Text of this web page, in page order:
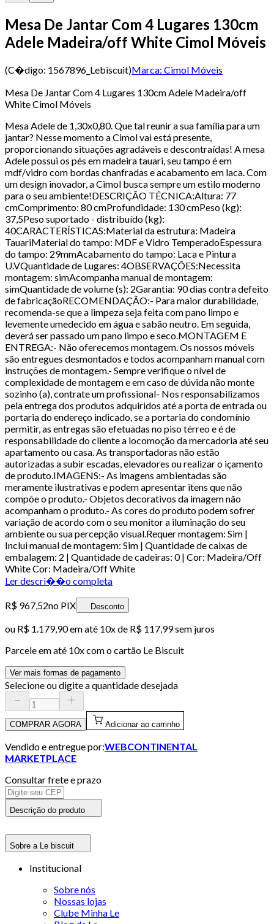
Mesa De Jantar Com 4 Lugares 130cm
Adele Madeira/off White Cimol Móveis
(C�digo: 1567896_Lebiscuit)Marca: Cimol Móveis
Mesa De Jantar Com 4 Lugares 130cm Adele Madeira/off
White Cimol Móveis
Mesa Adele de 1,30x0,80. Que tal reunir a sua família para um
jantar? Nesse momento a Cimol vai está presente,
proporcionando situações agradáveis e descontraídas! A mesa
Adele possui os pés em madeira tauari, seu tampo é em
mdf/vidro com bordas chanfradas e acabamento em laca. Com
um design inovador, a Cimol busca sempre um estilo moderno
para o seu ambiente!DESCRIÇÃO TÉCNICA:Altura: 77
cmComprimento: 80 cmProfundidade: 130 cmPeso (kg):
37,5Peso suportado - distribuído (kg):
40CARACTERÍSTICAS:Material da estrutura: Madeira
TauariMaterial do tampo: MDF e Vidro TemperadoEspessura
do tampo: 29mmAcabamento do tampo: Laca e Pintura
U.VQuantidade de Lugares: 4OBSERVAÇÕES:Necessita
montagem: simAcompanha manual de montagem:
simQuantidade de volume (s): 2Garantia: 90 dias contra defeito
de fabricaçãoRECOMENDAÇÃO:- Para maior durabilidade,
recomenda-se que a limpeza seja feita com pano limpo e
levemente umedecido em água e sabão neutro. Em seguida,
deverá ser passado um pano limpo e seco.MONTAGEM E
ENTREGA:- Não oferecemos montagem. Os nossos móveis
são entregues desmontados e todos acompanham manual com
instruções de montagem.- Sempre verifique o nível de
complexidade de montagem e em caso de dúvida não monte
sozinho (a), contrate um profissional- Nos responsabilizamos
pela entrega dos produtos adquiridos até a porta de entrada ou
portaria do endereço indicado, se a portaria do condomínio
permitir, as entregas são efetuadas no piso térreo e é de
responsabilidade do cliente a locomoção da mercadoria até seu
apartamento ou casa. As transportadoras não estão
autorizadas a subir escadas, elevadores ou realizar o içamento
de produto.IMAGENS:- As imagens ambientadas são
meramente ilustrativas e podem apresentar itens que não
compõe o produto.- Objetos decorativos da imagem não
acompanham o produto.- As cores do produto podem sofrer
variação de acordo com o seu monitor a iluminação do seu
ambiente ou sua percepção visual.Requer montagem: Sim |
Inclui manual de montagem: Sim | Quantidade de caixas de
embalagem: 2 | Quantidade de cadeiras: 0 | Cor: Madeira/Off
White Cor: Madeira/Off White
Ler descri��o completa
R$ 967,52no PIX Desconto
ou R$ 1.179,90em até 10x de R$ 117,99 sem juros
Parcele em até 10x com o cartão Le Biscuit
Ver mais formas de pagamento
Selecione ou digite a quantidade desejada
COMPRAR AGORA Adicionar ao carrinho
Vendido e entregue por:WEBCONTINENTAL
MARKETPLACE
Consultar frete e prazo
Descrição do produto
Sobre a Le biscuit
Institucional
Sobre nós
Nossas lojas
Clube Minha Le